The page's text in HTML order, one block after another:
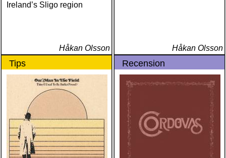
Ireland’s Sligo region
Håkan Olsson Håkan Olsson
Tips Recension